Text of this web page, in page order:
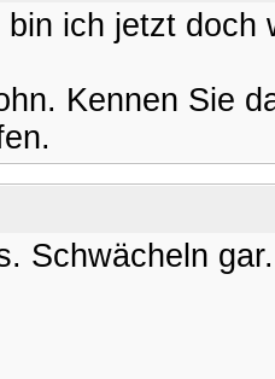
ich jetzt doch
Kennen Sie
Schwächeln gar.